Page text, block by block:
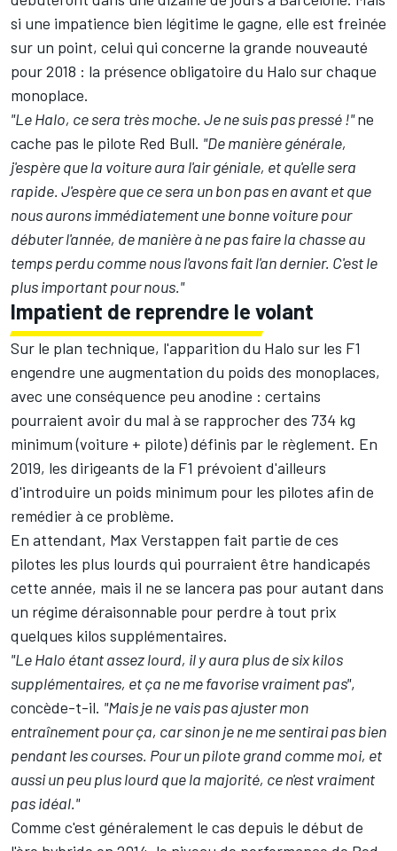
si une impatience bien légitime le gagne, elle est freinée
sur un point, celui qui concerne la grande nouveauté
pour 2018 : la présence obligatoire du Halo sur chaque
monoplace.
"Le Halo, ce sera très moche. Je ne suis pas pressé !"ne
cache pas le pilote Red Bull. "De manière générale,
j'espère que la voiture aura l'air géniale, et qu'elle sera
rapide. J'espère que ce sera un bon pas en avant et que
nous aurons immédiatement une bonne voiture pour
débuter l'année, de manière à ne pas faire la chasse au
temps perdu comme nous l'avons fait l'an dernier. C'est le
plus important pour nous."
Impatient de reprendre le volant
Sur le plan technique, l'apparition du Halo sur les F1
engendre une augmentation du poids des monoplaces,
avec une conséquence peu anodine : certains
pourraient avoir du mal à se rapprocher des 734 kg
minimum (voiture + pilote) définis par le règlement. En
2019, les dirigeants de la F1 prévoient d'ailleurs
d'introduire un poids minimum pour les pilotes afin de
remédier à ce problème.
En attendant, Max Verstappen fait partie de ces
pilotes les plus lourds qui pourraient être handicapés
cette année, mais il ne se lancera pas pour autant dans
un régime déraisonnable pour perdre à tout prix
quelques kilos supplémentaires.
"Le Halo étant assez lourd, il y aura plus de six kilos
supplémentaires, et ça ne me favorise vraiment pas",
concède-t-il. "Mais je ne vais pas ajuster mon
entraînement pour ça, car sinon je ne me sentirai pas bien
pendant les courses. Pour un pilote grand comme moi, et
aussi un peu plus lourd que la majorité, ce n'est vraiment
pas idéal."
Comme c'est généralement le cas depuis le début de